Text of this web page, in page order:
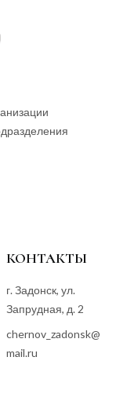
КОНТАКТЫ
г. Задонск, ул.
Запрудная, д. 2
chernov_zadonsk@
mail.ru